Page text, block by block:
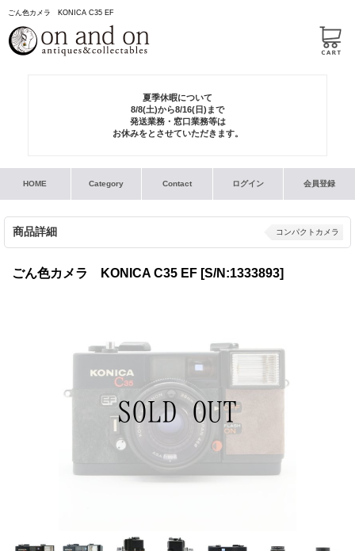
ごん色カメラ KONICA C35 EF
夏季休暇について
8/8(土)から8/16(日)まで
発送業務・窓口業務等は
お休みをとさせていただきます。
HOME Category Contact ログイン 会員登録
商品詳細 コンパクトカメラ
ごん色カメラ KONICA C35 EF [S/N:1333893]